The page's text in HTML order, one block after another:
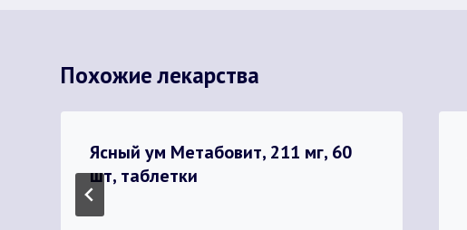
Похожие лекарства
Ясный ум Метабовит, 211 мг, 60
шт, таблетки